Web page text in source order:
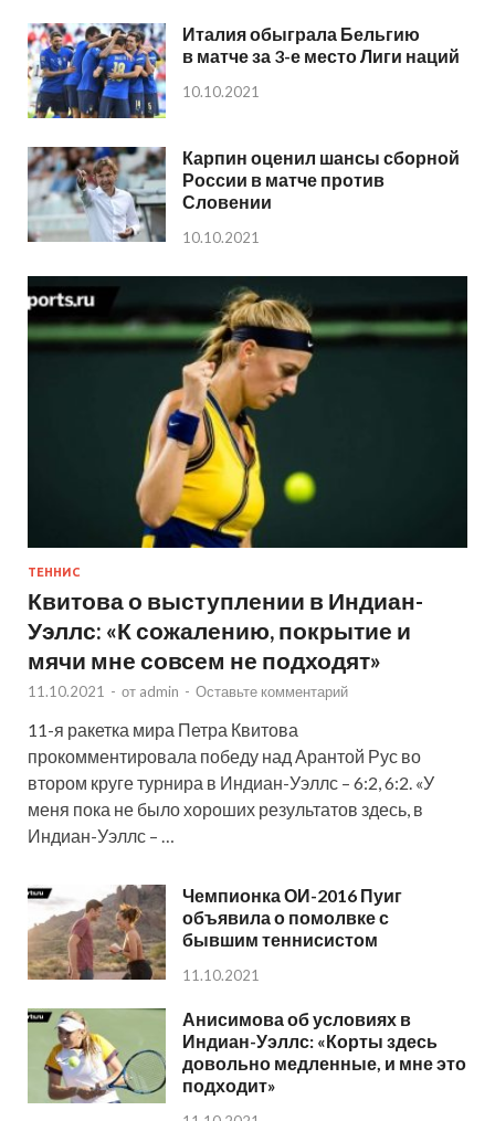
Италия обыграла Бельгию
в матче за 3-е место Лиги наций
10.10.2021
Карпин оценил шансы сборной
России в матче против
Словении
10.10.2021
ТЕННИС
Квитова о выступлении в Индиан-
Уэллс: «К сожалению, покрытие и
мячи мне совсем не подходят»
11.10.2021 - от admin - Оставьте комментарий
11-я ракетка мира Петра Квитова
прокомментировала победу над Арантой Рус во
втором круге турнира в Индиан-Уэллс – 6:2, 6:2. «У
меня пока не было хороших результатов здесь, в
Индиан-Уэллс – …
Чемпионка ОИ-2016 Пуиг
объявила о помолвке с
бывшим теннисистом
11.10.2021
Анисимова об условиях в
Индиан-Уэллс: «Корты здесь
довольно медленные, и мне это
подходит»